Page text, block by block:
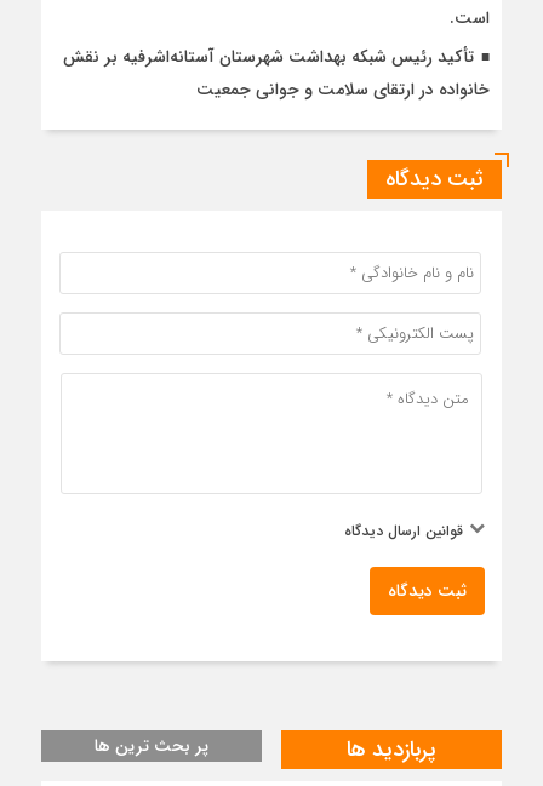
است.
تأکید رئیس شبکه بهداشت شهرستان آستانه‌اشرفیه بر نقش
خانواده در ارتقای سلامت و جوانی جمعیت
ثبت دیدگاه
قوانین ارسال دیدگاه
ثبت دیدگاه
پربازدید ها پر بحث ترین ها